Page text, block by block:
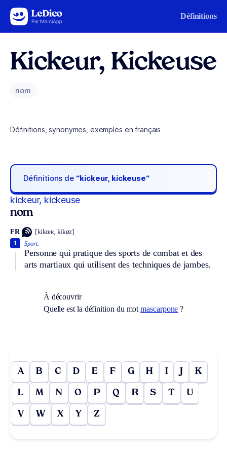
Aller au contenu Définitions
Kickeur, Kickeuse
nom
Définitions, synonymes, exemples en français
Définitions de “kickeur, kickeuse“
kickeur, kickeuse
nom
FR [kikœʀ, kikøz]
Sport.
Personne qui pratique des sports de combat et des
arts martiaux qui utilisent des techniques de jambes.
1
À découvrir
Quelle est la définition du motmascarpone ?
A B C D E F G H I J K
L M N O P Q R S T U
V W X Y Z